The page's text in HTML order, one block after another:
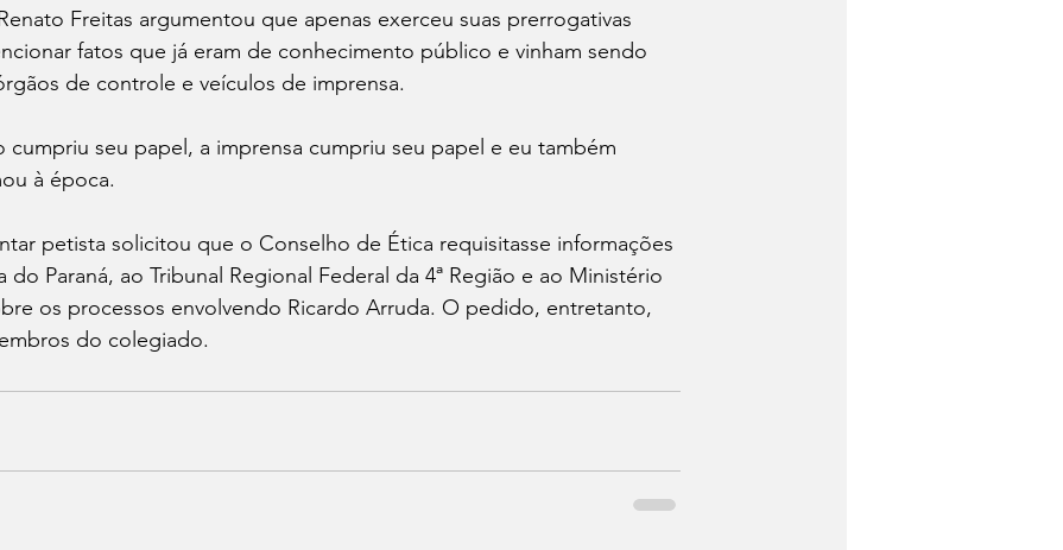
Freitas argumentou que apenas exerceu suas prerrogativas
fatos que já eram de conhecimento público e vinham sendo
de controle e veículos de imprensa.
cumpriu seu papel, a imprensa cumpriu seu papel e eu também
à época.
petista solicitou que o Conselho de Ética requisitasse informações
do Paraná, ao Tribunal Regional Federal da 4ª Região e ao Ministério
os processos envolvendo Ricardo Arruda. O pedido, entretanto,
do colegiado.